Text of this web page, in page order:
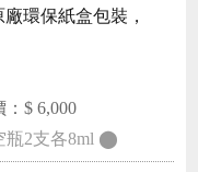
環保紙盒包裝，
：$6,000
瓶2支各8ml ⬤